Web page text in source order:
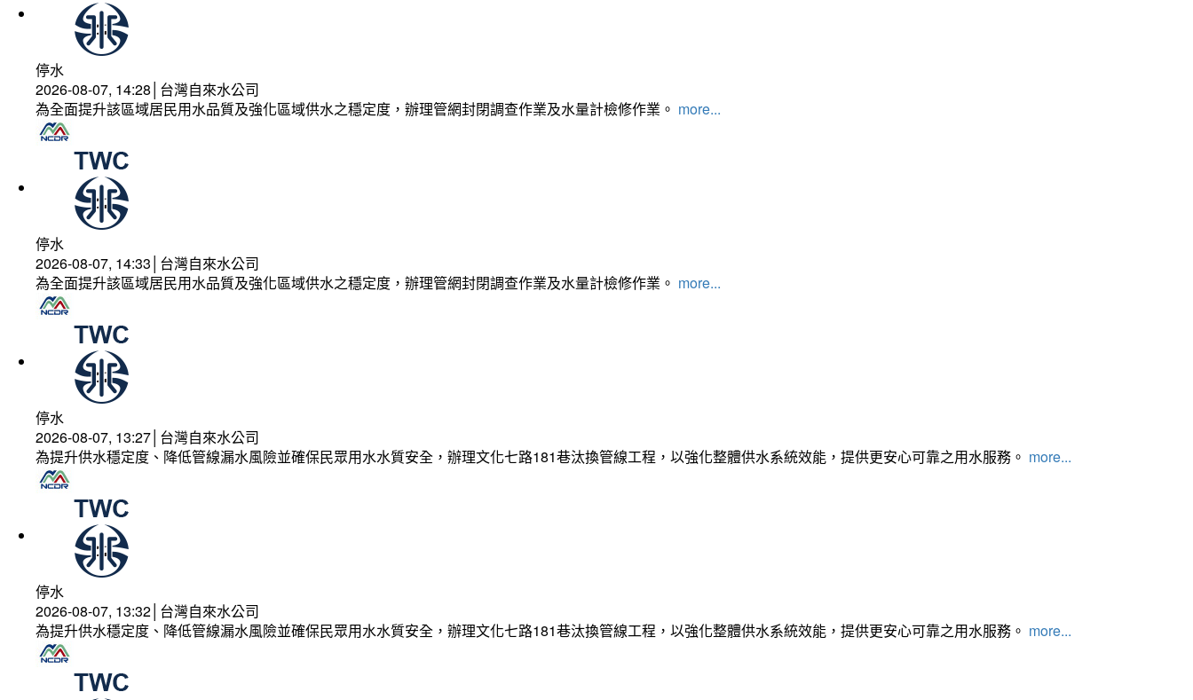
停水
2026-08-07, 14:28│台灣自來水公司
為全面提升該區域居民用水品質及強化區域供水之穩定度，辦理管網封閉調查作業及水量計檢修作業。 more...
停水
2026-08-07, 14:33│台灣自來水公司
為全面提升該區域居民用水品質及強化區域供水之穩定度，辦理管網封閉調查作業及水量計檢修作業。 more...
停水
2026-08-07, 13:27│台灣自來水公司
為提升供水穩定度、降低管線漏水風險並確保民眾用水水質安全，辦理文化七路181巷汰換管線工程，以強化整體供水系統效能，提供更安心可靠之用水服務。 more...
停水
2026-08-07, 13:32│台灣自來水公司
為提升供水穩定度、降低管線漏水風險並確保民眾用水水質安全，辦理文化七路181巷汰換管線工程，以強化整體供水系統效能，提供更安心可靠之用水服務。 more...